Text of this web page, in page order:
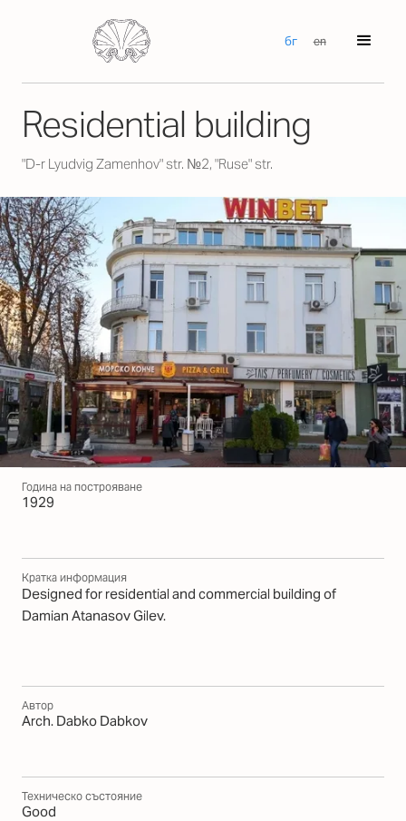
бг en
Residential building
"D-r Lyudvig Zamenhov" str. №2, "Ruse" str.
Година на построяване
1929
Кратка информация
Designed for residential and commercial building of
Damian Atanasov Gilev.
Автор
Arch. Dabko Dabkov
Техническо състояние
Good